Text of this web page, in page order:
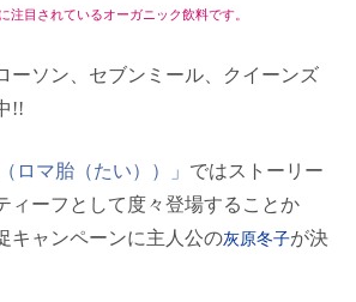
注目されているオーガニック飲料です。
ーソン、セブンミール、クイーンズ
!!
ロマ胎（たい））」 ではストーリー
ィーフとして度々登場することか
キャンペーンに主人公の灰原冬子が決